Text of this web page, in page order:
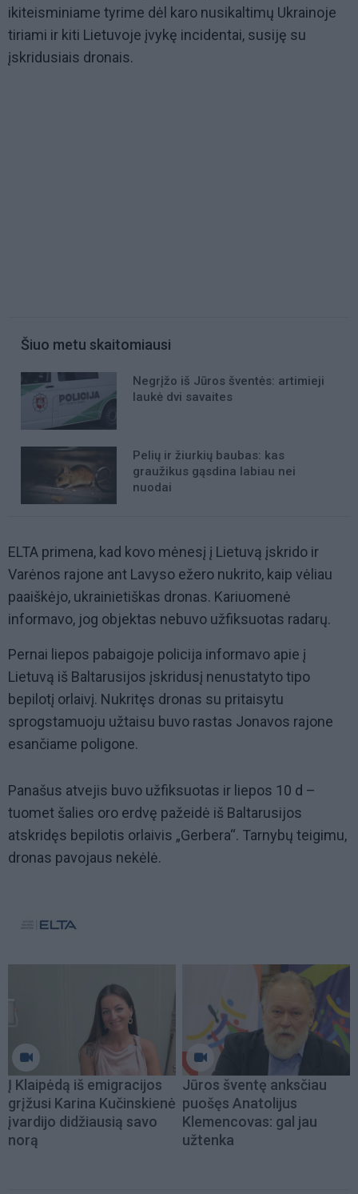
ikiteisminiame tyrime dėl karo nusikaltimų Ukrainoje
tiriami ir kiti Lietuvoje įvykę incidentai, susiję su
įskridusiais dronais.
Šiuo metu skaitomiausi
Negrįžo iš Jūros šventės: artimieji
laukė dvi savaites
Pelių ir žiurkių baubas: kas
graužikus gąsdina labiau nei
nuodai
ELTA primena, kad kovo mėnesį į Lietuvą įskrido ir
Varėnos rajone ant Lavyso ežero nukrito, kaip vėliau
paaiškėjo, ukrainietiškas dronas. Kariuomenė
informavo, jog objektas nebuvo užfiksuotas radarų.
Pernai liepos pabaigoje policija informavo apie į
Lietuvą iš Baltarusijos įskridusį nenustatyto tipo
bepilotį orlaivį. Nukritęs dronas su pritaisytu
sprogstamuoju užtaisu buvo rastas Jonavos rajone
esančiame poligone.
Panašus atvejis buvo užfiksuotas ir liepos 10 d –
tuomet šalies oro erdvę pažeidė iš Baltarusijos
atskridęs bepilotis orlaivis „Gerbera“. Tarnybų teigimu,
dronas pavojaus nekėlė.
Į Klaipėdą iš emigracijos
grįžusi Karina Kučinskienė
įvardijo didžiausią savo
norą
Jūros šventę anksčiau
puošęs Anatolijus
Klemencovas: gal jau
užtenka